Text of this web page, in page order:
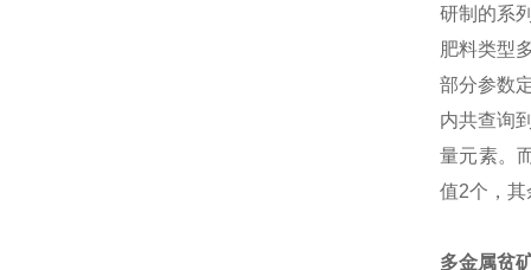
研制的系
肥料类型
部分参数
内共查询
量元素。
值2个，
多金属贫